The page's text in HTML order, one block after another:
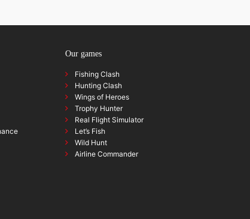
Our games
Fishing Clash
Hunting Clash
Wings of Heroes
Trophy Hunter
Real Flight Simulator
Let’s Fish
Wild Hunt
Airline Commander